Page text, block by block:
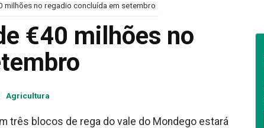
milhões no regadio concluída em setembro
€40 milhões no
Agricultura
três blocos de rega do vale do Mondego estará